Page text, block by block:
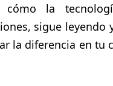
cómo la
sigue leyendo
la diferencia en tu